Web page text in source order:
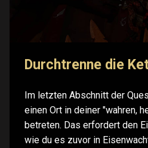
Durchtrenne die
Im letzten Abschnitt der
einen Ort in deiner "wahren,
betreten. Das erfordert den
wie du es zuvor in